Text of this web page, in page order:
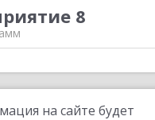
8
на сайте будет